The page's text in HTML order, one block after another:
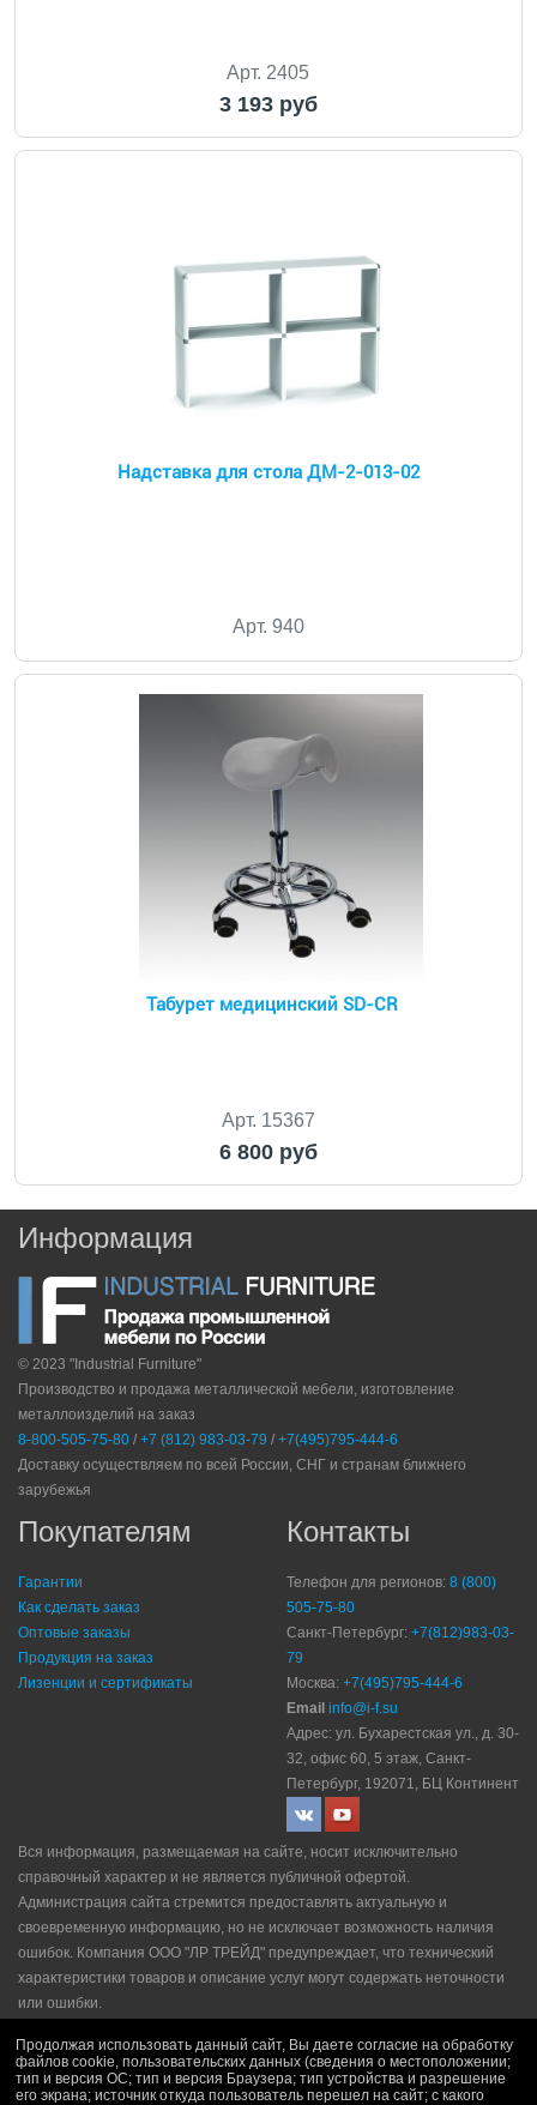
Арт. 2405
3 193 руб
Надставка для стола ДМ-2-013-02
Арт. 940
Табурет медицинский SD-CR
Арт. 15367
6 800 руб
Информация
© 2023 "Industrial Furniture"
Производство и продажа металлической мебели, изготовление
металлоизделий на заказ
8-800-505-75-80 / +7 (812) 983-03-79 / +7(495)795-444-6
Доставку осуществляем по всей России, СНГ и странам ближнего
зарубежья
Покупателям
Гарантии
Как сделать заказ
Оптовые заказы
Продукция на заказ
Лизенции и сертификаты
Контакты
Телефон для регионов: 8 (800)
505-75-80
Санкт-Петербург: +7(812)983-03-
79
Москва: +7(495)795-444-6
Email info@i-f.su
Адрес: ул. Бухарестская ул., д. 30-
32, офис 60, 5 этаж, Санкт-
Петербург, 192071, БЦ Континент
Вся информация, размещаемая на сайте, носит исключительно
справочный характер и не является публичной офертой.
Администрация сайта стремится предоставлять актуальную и
своевременную информацию, но не исключает возможность наличия
ошибок. Компания ООО "ЛР ТРЕЙД" прeдупрeждaeт, что технический
характеристики товаров и описание услуг могут содержать неточности
или ошибки.
Политика рекламной рассылки|Правила продажи
Продолжая использовать данный сайт, Вы даете согласие на обработку
файлов cookie, пользовательских данных (сведения о местоположении;
тип и версия ОС; тип и версия Браузера; тип устройства и разрешение
его экрана; источник откуда пользователь перешел на сайт; с какого